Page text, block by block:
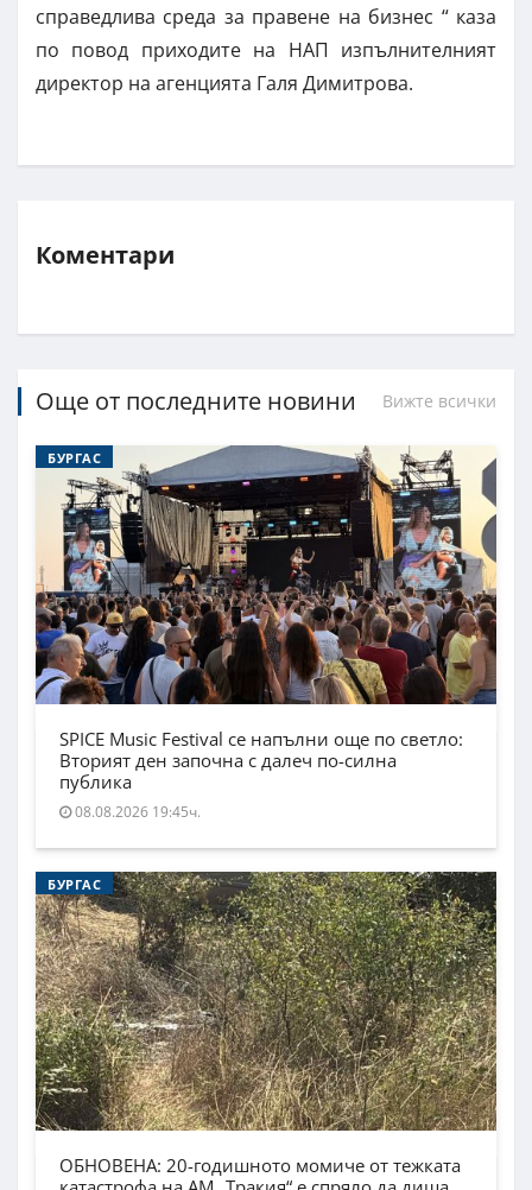
справедлива среда за правене на бизнес “ каза
по повод приходите на НАП изпълнителният
директор на агенцията Галя Димитрова.
Коментари
Още от последните новини Вижте всички
БУРГАС
SPICE Music Festival се напълни още по светло:
Вторият ден започна с далеч по-силна
публика
08.08.2026 19:45ч.
БУРГАС
ОБНОВЕНА: 20-годишното момиче от тежката